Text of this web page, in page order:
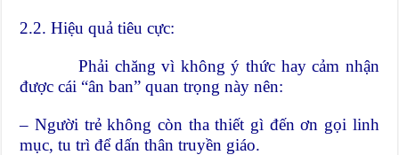
2.2. Hiệu quả tiêu cực:
Phải chăng vì không ý thức hay cảm nhận
được cái “ân ban” quan trọng này nên:
– Người trẻ không còn tha thiết gì đến ơn gọi linh
mục, tu trì để dấn thân truyền giáo.